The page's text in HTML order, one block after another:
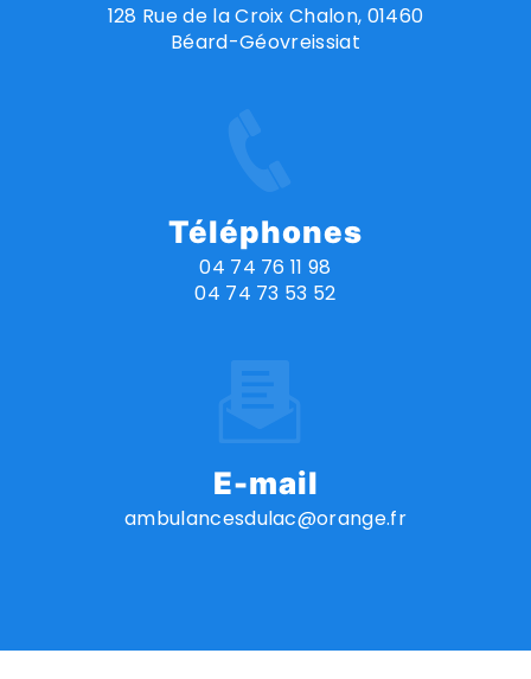
128 Rue de la Croix Chalon, 01460
Béard-Géovreissiat
Téléphones
04 74 76 11 98
04 74 73 53 52
E-mail
ambulancesdulac@orange.fr